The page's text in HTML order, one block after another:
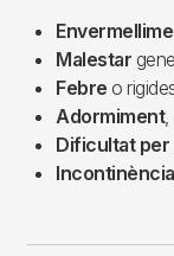
Malestar
Febre o
Adormiment,
Dificultat per